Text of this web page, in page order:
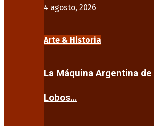
4 agosto, 2026
Arte & Historia
La Máquina Argentina de
Lobos…